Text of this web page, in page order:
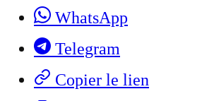
WhatsApp
Telegram
Copier le lien